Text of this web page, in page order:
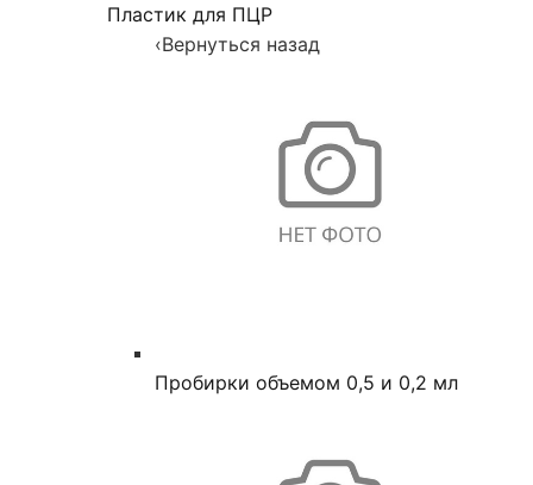
Пластик для ПЦР
‹Вернуться назад
Пробирки объемом 0,5 и 0,2 мл